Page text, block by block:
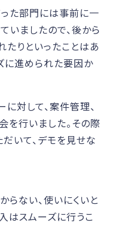
た部門には事前に一
いましたので、後から
りといったことはあ
に進められた要因か
対して、案件管理、
行いました。その際
いて、デモを見せな
らない、使いにくいと
はスムーズに行うこ